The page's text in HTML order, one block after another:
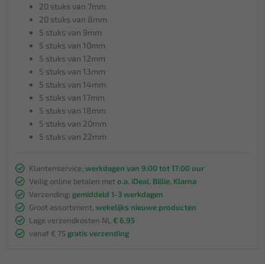
20 stuks van 7mm
20 stuks van 8mm
5 stuks van 9mm
5 stuks van 10mm
5 stuks van 12mm
5 stuks van 13mm
5 stuks van 14mm
5 stuks van 17mm
5 stuks van 18mm
5 stuks van 20mm
5 stuks van 22mm
Klantenservice, werkdagen van 9:00 tot 17:00 uur
Veilig online betalen met o.a. iDeal, Billie, Klarna
Verzending: gemiddeld 1-3 werkdagen
Groot assortiment, wekelijks nieuwe producten
Lage verzendkosten NL € 6,95
vanaf € 75 gratis verzending